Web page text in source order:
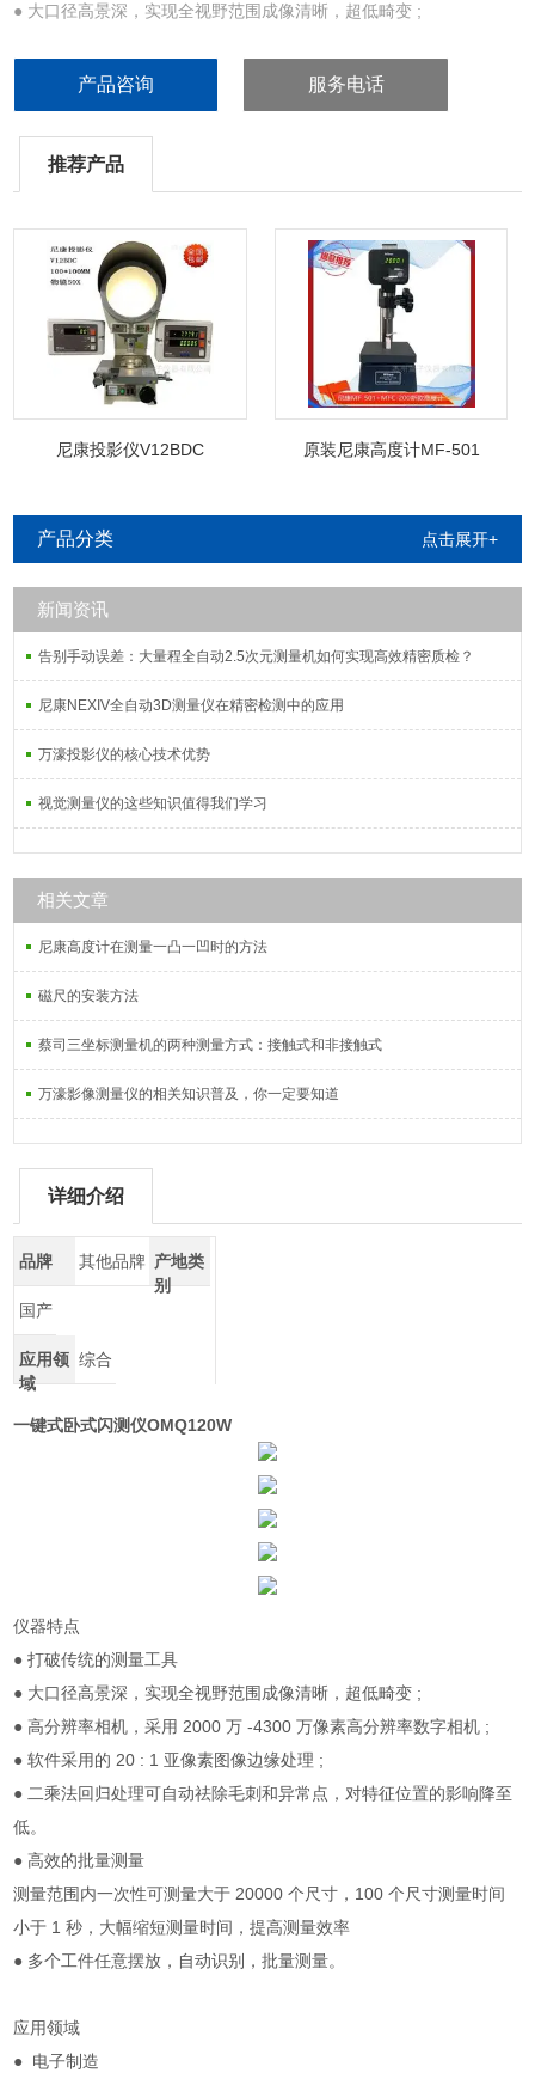
● 大口径高景深，实现全视野范围成像清晰，超低畸变 ;
● 高效的批量测量
测量范围内一次性可测量大于 20000
产品咨询 服务电话
推荐产品
尼康投影仪V12BDC 原装尼康高度计MF-501
产品分类 点击展开+
新闻资讯
告别手动误差：大量程全自动2.5次元测量机如何实现高效精密质检？
尼康NEXIV全自动3D测量仪在精密检测中的应用
万濠投影仪的核心技术优势
视觉测量仪的这些知识值得我们学习
相关文章
尼康高度计在测量一凸一凹时的方法
磁尺的安装方法
蔡司三坐标测量机的两种测量方式：接触式和非接触式
万濠影像测量仪的相关知识普及，你一定要知道
详细介绍
品牌 其他品牌 产地类
别
国产
应用领
域
综合
一键式卧式闪测仪OMQ120W
仪器特点
● 打破传统的测量工具
● 大口径高景深，实现全视野范围成像清晰，超低畸变 ;
● 高分辨率相机，采用 2000 万 -4300 万像素高分辨率数字相机 ;
● 软件采用的 20 : 1 亚像素图像边缘处理 ;
● 二乘法回归处理可自动祛除毛刺和异常点，对特征位置的影响降至
低。
● 高效的批量测量
测量范围内一次性可测量大于 20000 个尺寸，100 个尺寸测量时间
小于 1 秒，大幅缩短测量时间，提高测量效率
● 多个工件任意摆放，自动识别，批量测量。
应用领域
● 电子制造